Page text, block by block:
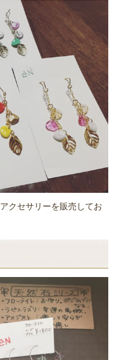
クセサリーを販売してお